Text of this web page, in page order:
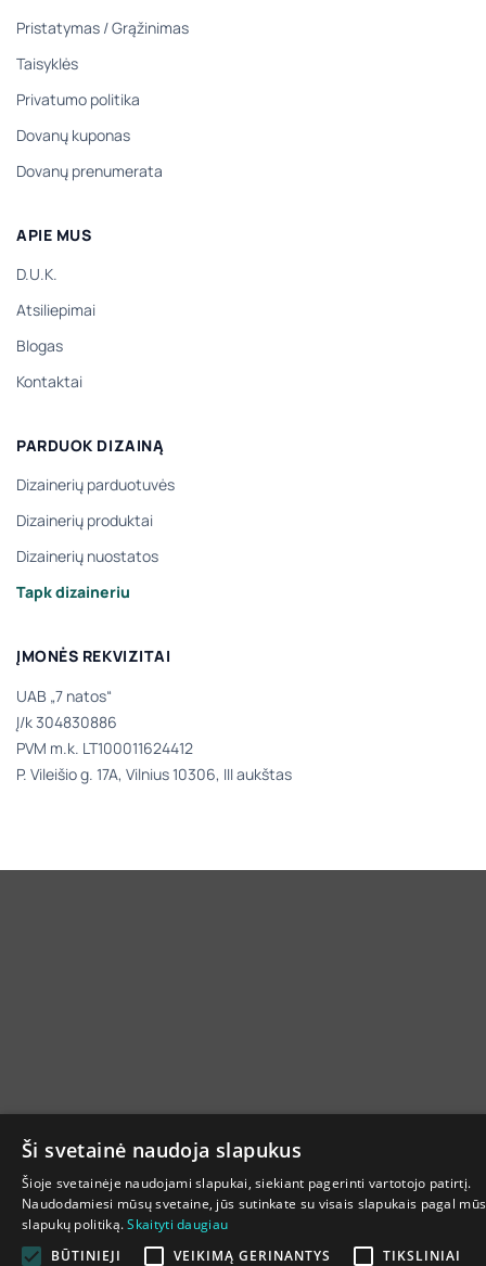
Pristatymas /Grąžinimas
Taisyklės
Privatumo politika
Dovanų kuponas
Dovanų prenumerata
APIE MUS
D.U.K.
Atsiliepimai
Blogas
Kontaktai
PARDUOK DIZAINĄ
Dizainerių parduotuvės
Dizainerių produktai
Dizainerių nuostatos
Tapk dizaineriu
ĮMONĖS REKVIZITAI
UAB „7 natos“
Į/k 304830886
PVM m.k. LT100011624412
P. Vileišio g. 17A, Vilnius 10306, III aukštas
Ši svetainė naudoja slapukus
Šioje svetainėje naudojami slapukai, siekiant pagerinti vartotojo patirtį.
Naudodamiesi mūsų svetaine, jūs sutinkate su visais slapukais pagal
slapukų politiką.Skaityti daugiau
BŪTINIEJI
VEIKIMĄ GERINANTYS TIKSLINIAI